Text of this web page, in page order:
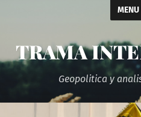
MENU
TRAMA
Geopolitica y